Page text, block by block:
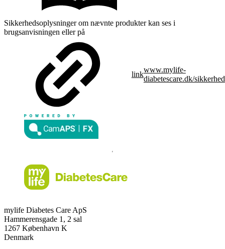
Sikkerhedsoplysninger om nævnte produkter kan ses i
brugsanvisningen eller på
link
www.mylife-
diabetescare.dk/sikkerhed
mylife Diabetes Care ApS
Hammerensgade 1, 2 sal
1267 København K
Denmark